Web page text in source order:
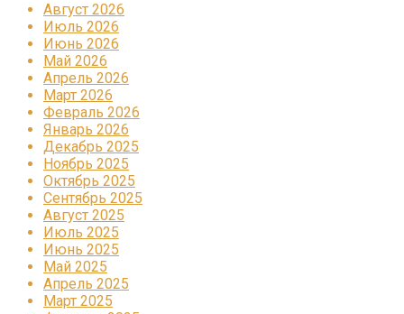
Август 2026
Июль 2026
Июнь 2026
Май 2026
Апрель 2026
Март 2026
Февраль 2026
Январь 2026
Декабрь 2025
Ноябрь 2025
Октябрь 2025
Сентябрь 2025
Август 2025
Июль 2025
Июнь 2025
Май 2025
Апрель 2025
Март 2025